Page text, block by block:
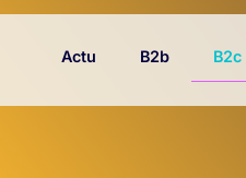
Actu B2b B2c